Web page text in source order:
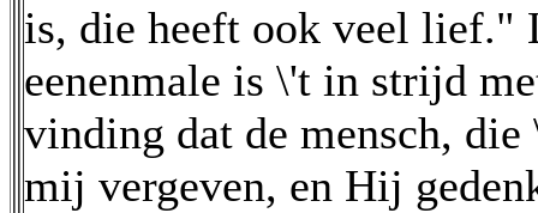
is, die heeft ook veel lief."
eenenmale is \'t in strijd
vinding dat de mensch,
mij vergeven, en Hij